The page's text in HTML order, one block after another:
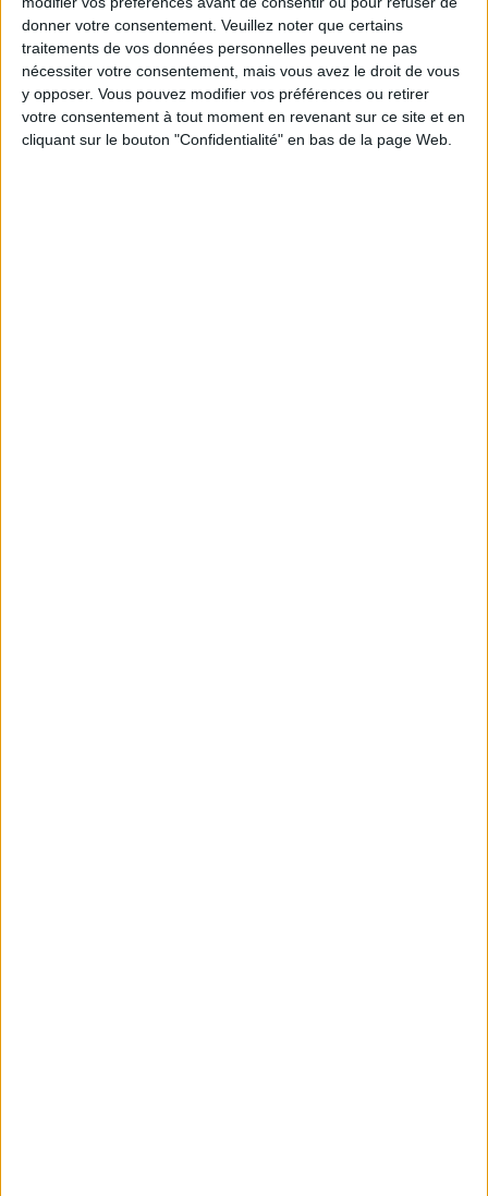
donner votre consentement. Veuillez noter que certains
traitements de vos données personnelles peuvent ne pas
nécessiter votre consentement, mais vous avez le droit de vous
y opposer. Vous pouvez modifier vos préférences ou retirer
votre consentement à tout moment en revenant sur ce site et en
cliquant sur le bouton "Confidentialité" en bas de la page Web.